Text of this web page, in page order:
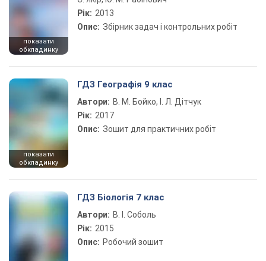
показати
обкладинку
Рік: 2013
Опис: Збірник задач і контрольних робіт
показати
обкладинку
ГДЗ Географія 9 клас
Автори: В. М. Бойко, І. Л. Дітчук
Рік: 2017
Опис: Зошит для практичних робіт
ГДЗ Біологія 7 клас
Автори: В. І. Соболь
Рік: 2015
Опис: Робочий зошит